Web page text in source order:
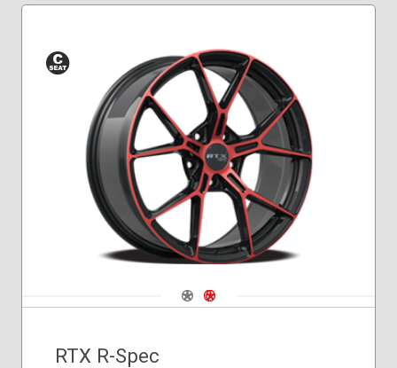
Siège
conique
Navigate 1
Navigate 2
RTX R-Spec